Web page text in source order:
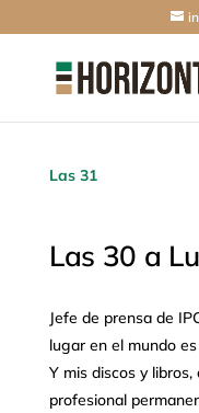
Las 31
Las 30 a
Jefe de prensa de
lugar en el mundo
Y mis discos y
profesional